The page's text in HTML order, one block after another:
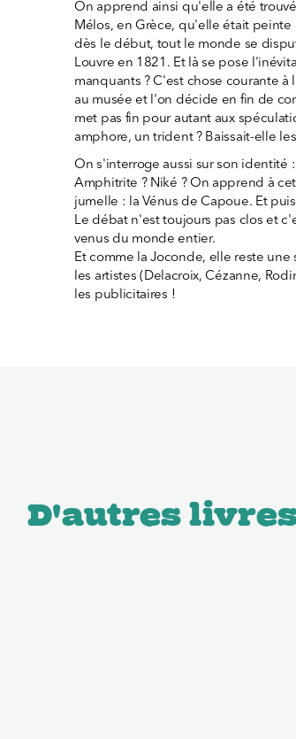
On apprend ainsi qu'elle a été
Mélos, en Grèce, qu'elle était
dès le début, tout le monde se
Louvre en 1821. Et là se pose
manquants ? C'est chose courante
au musée et l'on décide en fin de
met pas fin pour autant aux
amphore, un trident ? Baissait-elle
On s'interroge aussi sur son identité
Amphitrite ? Niké ? On apprend à
jumelle : la Vénus de Capoue. Et
Le débat n'est toujours pas clos et
venus du monde entier.
Et comme la Joconde, elle reste
les artistes (Delacroix, Cézanne,
les publicitaires !
D'autres